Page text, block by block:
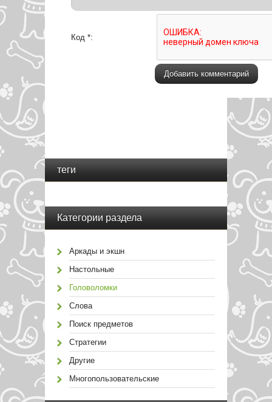
Код *:
теги
Категории раздела
Аркады и экшн
Настольные
Головоломки
Слова
Поиск предметов
Стратегии
Другие
Многопользовательские